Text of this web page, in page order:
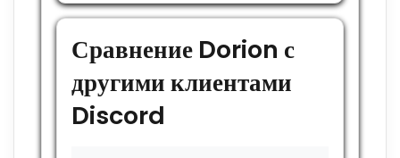
Сравнение Dorion с
другими клиентами
Discord